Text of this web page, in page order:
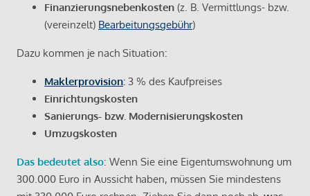
Finanzierungsnebenkosten (z. B. Vermittlungs- bzw.
(vereinzelt) Bearbeitungsgebühr)
Dazu kommen je nach Situation:
Maklerprovision: 3 % des Kaufpreises
Einrichtungskosten
Sanierungs- bzw. Modernisierungskosten
Umzugskosten
Das bedeutet also: Wenn Sie eine Eigentumswohnung um
300.000 Euro in Aussicht haben, müssen Sie mindestens